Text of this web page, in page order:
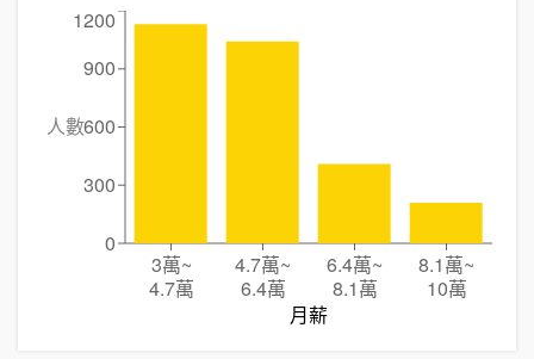
3萬~
4.7萬
4.7萬~
6.4萬
6.4萬~
8.1萬
8.1萬~
10萬
月薪
0
300
600
900
1200
人數